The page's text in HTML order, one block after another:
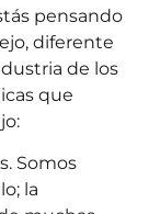
pensando
diferente
de los
que
Somos
la